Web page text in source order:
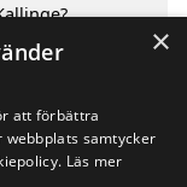
×
att förbättra
webbplats samtycker
Läs mer